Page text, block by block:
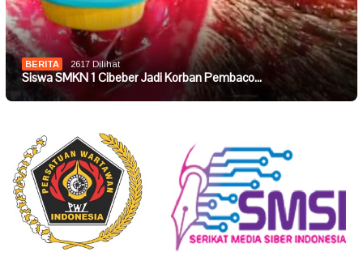
BERITA 2617 Dilihat
Siswa SMKN 1 Cibeber Jadi Korban Pembaco…